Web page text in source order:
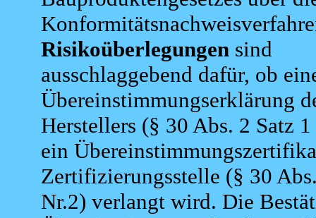
Risikoüberlegungen sind
ausschlaggebend dafür, ob
Übereinstimmungserklärung
Herstellers (§ 30 Abs. 2 Satz
ein
Zertifizierungsstelle (§ 30
Nr.2) verlangt wird. Die